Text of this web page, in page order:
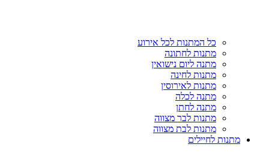
כל המתנות לכל אירוע
מתנות לחתונה
מתנה ליום נישואין
מתנות לחינה
מתנות לאירוסין
מתנה לכלה
מתנה לחתן
מתנות לבר מצווה
מתנות לבת מצווה
מתנות לחיילים